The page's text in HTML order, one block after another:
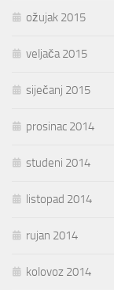
ožujak 2015
veljača 2015
siječanj 2015
prosinac 2014
studeni 2014
listopad 2014
rujan 2014
kolovoz 2014